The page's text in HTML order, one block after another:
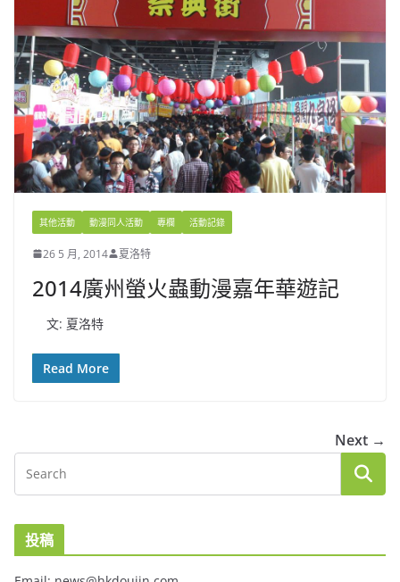
其他活動 動漫同人活動 專欄 活動記錄
26 5 月, 2014 夏洛特
2014廣州螢火蟲動漫嘉年華遊記
文: 夏洛特
Read More
Next →
投稿